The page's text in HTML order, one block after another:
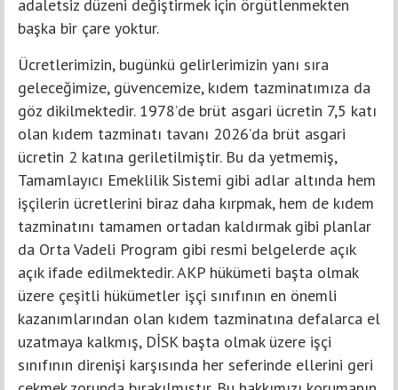
adaletsiz düzeni değiştirmek için örgütlenmekten
başka bir çare yoktur.
Ücretlerimizin, bugünkü gelirlerimizin yanı sıra
geleceğimize, güvencemize, kıdem tazminatımıza da
göz dikilmektedir. 1978’de brüt asgari ücretin 7,5 katı
olan kıdem tazminatı tavanı 2026’da brüt asgari
ücretin 2 katına geriletilmiştir. Bu da yetmemiş,
Tamamlayıcı Emeklilik Sistemi gibi adlar altında hem
işçilerin ücretlerini biraz daha kırpmak, hem de kıdem
tazminatını tamamen ortadan kaldırmak gibi planlar
da Orta Vadeli Program gibi resmi belgelerde açık
açık ifade edilmektedir. AKP hükümeti başta olmak
üzere çeşitli hükümetler işçi sınıfının en önemli
kazanımlarından olan kıdem tazminatına defalarca el
uzatmaya kalkmış, DİSK başta olmak üzere işçi
sınıfının direnişi karşısında her seferinde ellerini geri